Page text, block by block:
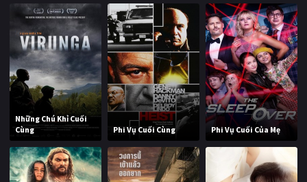
Những Chú Khỉ Cuối
Cùng
Phi Vụ Cuối Cùng Phi Vụ Cuối Của Mẹ